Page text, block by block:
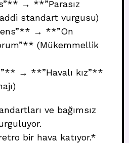
→ **”Parasız
standart vurgusu)
→ **”On
(Mükemmellik
→ **”Havalı kız”**
ve bağımsız
bir hava katıyor.*